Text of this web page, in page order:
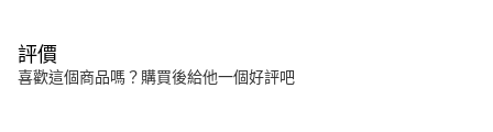
評價
喜歡這個商品嗎？購買後給他一個好評吧